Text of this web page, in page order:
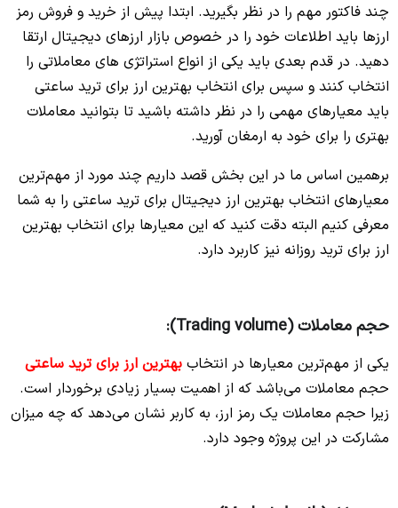
چند فاکتور مهم را در نظر بگیرید. ابتدا پیش از خرید و فروش رمز
ارزها باید اطلاعات خود را در خصوص بازار ارزهای دیجیتال ارتقا
دهید. در قدم بعدی باید یکی از انواع استراتژی های معاملاتی را
انتخاب کنند و سپس برای انتخاب بهترین ارز برای ترید ساعتی
باید معیارهای مهمی را در نظر داشته باشید تا بتوانید معاملات
بهتری را برای خود به ارمغان آورید.
برهمین اساس ما در این بخش قصد داریم چند مورد از مهم‌ترین
معیارهای انتخاب بهترین ارز دیجیتال برای ترید ساعتی را به شما
معرفی کنیم البته دقت کنید که این معیارها برای انتخاب بهترین
ارز برای ترید روزانه نیز کاربرد دارد.
حجم معاملات (Trading volume):
یکی از مهم‌ترین معیارها در انتخاب بهترین ارز برای ترید ساعتی
حجم معاملات می‌باشد که از اهمیت بسیار زیادی برخوردار است.
زیرا حجم معاملات یک رمز ارز، به کاربر نشان می‌دهد که چه میزان
مشارکت در این پروژه وجود دارد.